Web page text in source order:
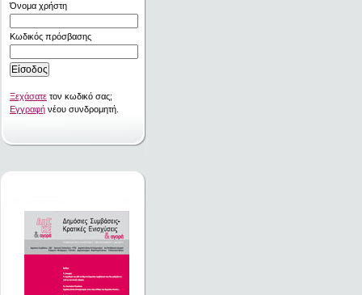
Όνομα χρήστη
Κωδικός πρόσβασης
Ξεχάσατε τον κωδικό σας;
Εγγραφή νέου συνδρομητή.